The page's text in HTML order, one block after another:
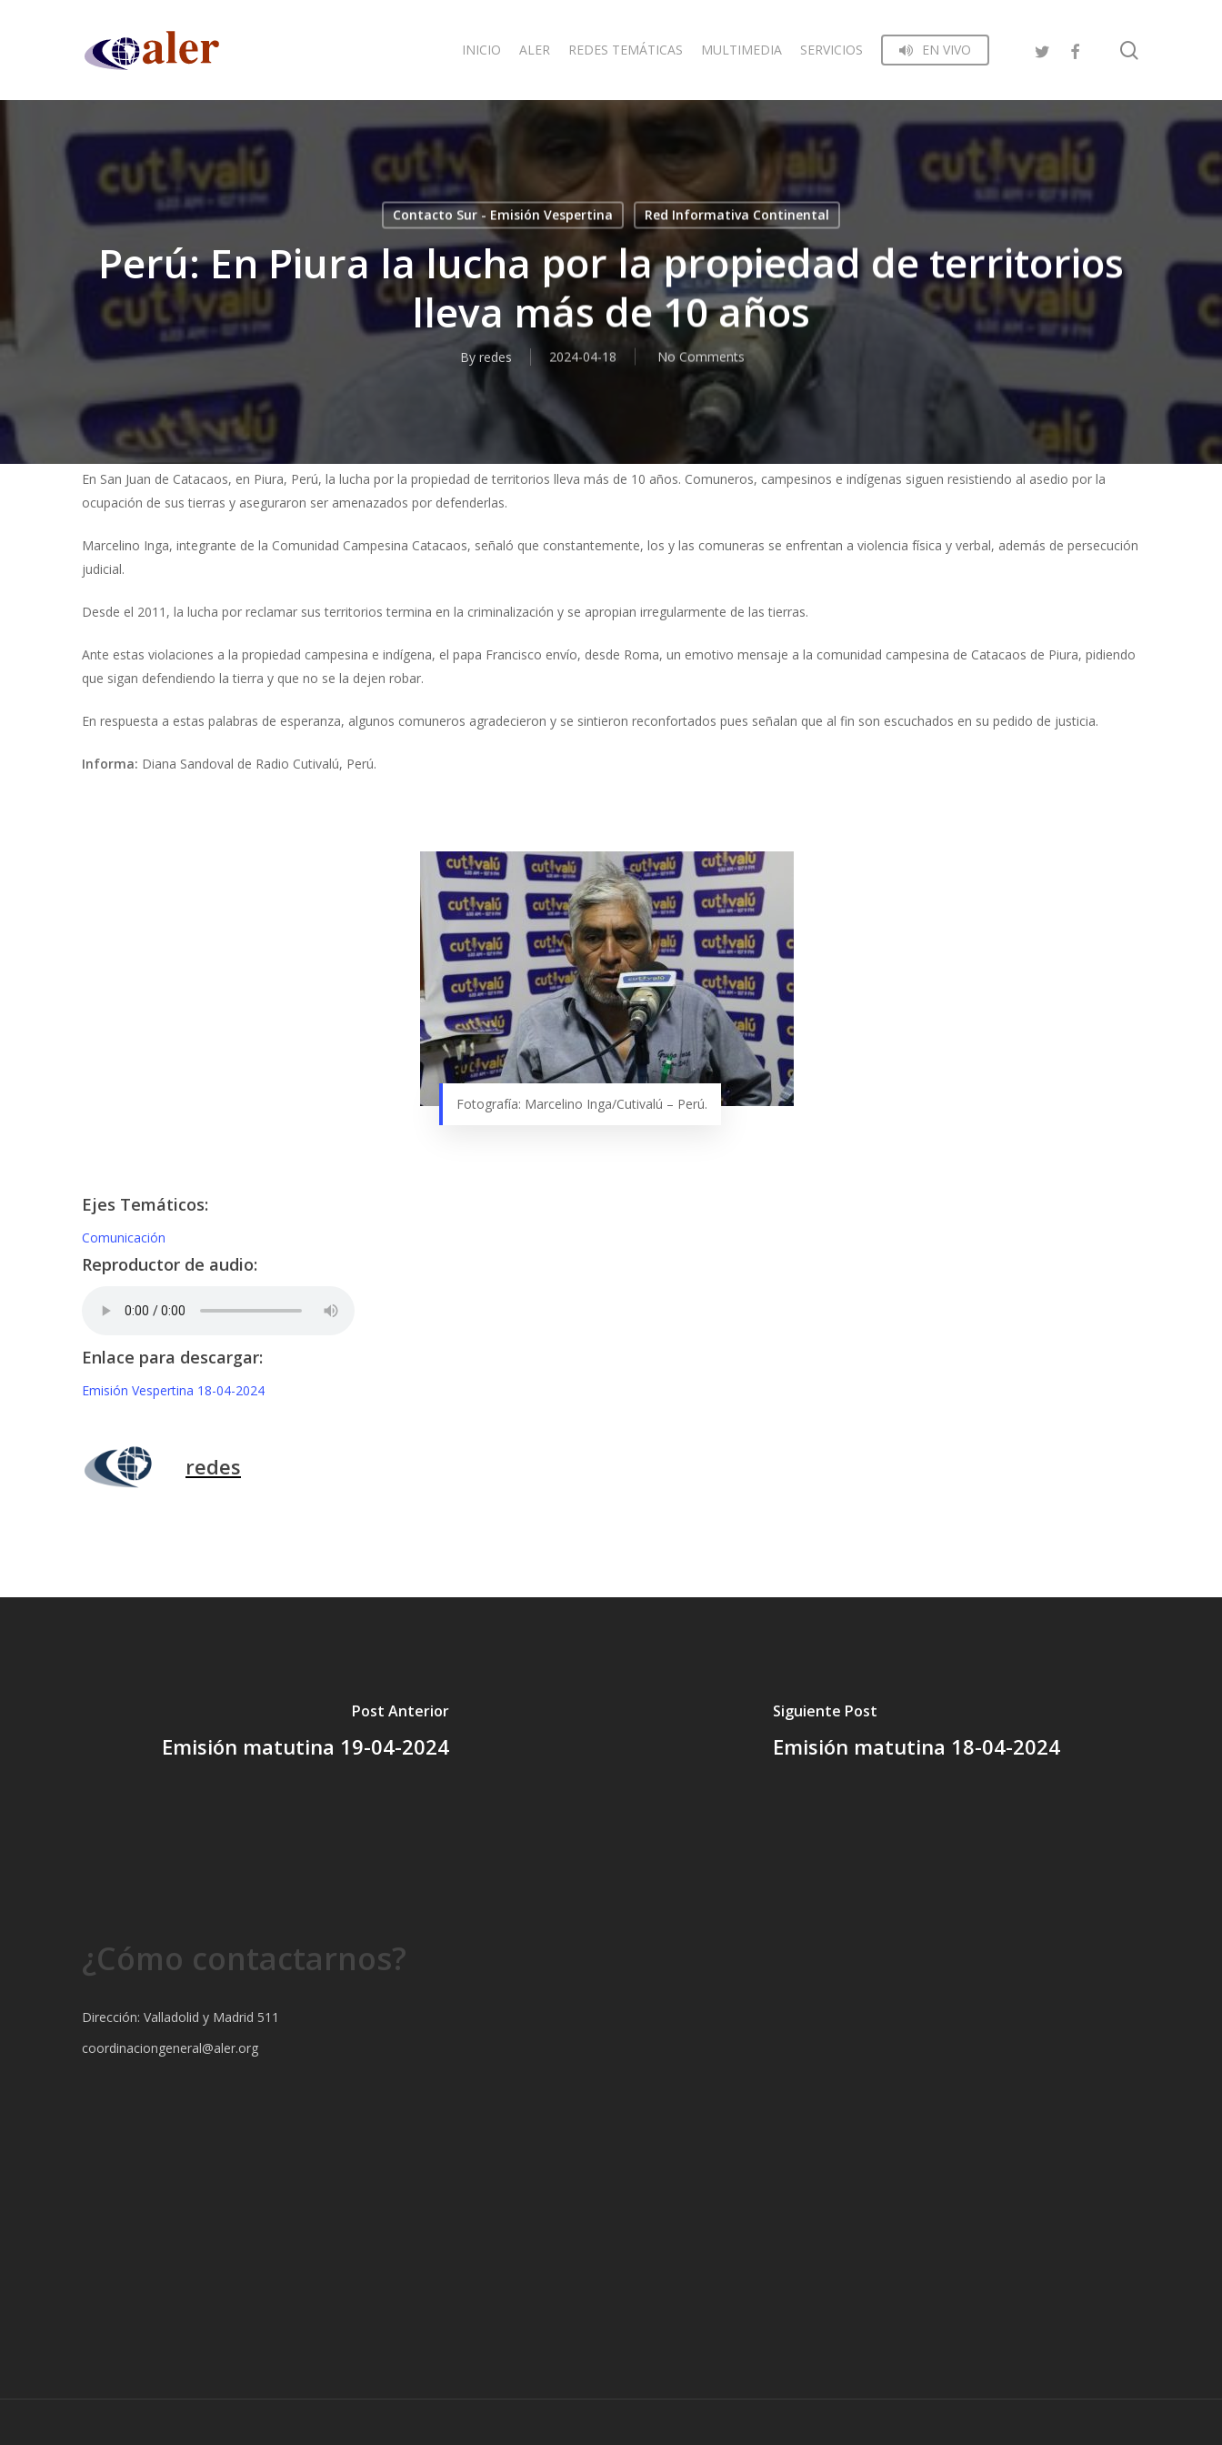
Presiona "ENTER" para buscar o "ESC" para cerrar
INICIO ALER REDES TEMÁTICAS MULTIMEDIA SERVICIOS EN VIVO
Contacto Sur - Emisión Vespertina Red Informativa Continental
Perú: En Piura la lucha por la propiedad de territorios
lleva más de 10 años
By redes 2024-04-18 No Comments
En San Juan de Catacaos, en Piura, Perú, la lucha por la propiedad de territorios lleva más de 10 años. Comuneros, campesinos e indígenas siguen resistiendo al asedio por la
ocupación de sus tierras y aseguraron ser amenazados por defenderlas.
Marcelino Inga, integrante de la Comunidad Campesina Catacaos, señaló que constantemente, los y las comuneras se enfrentan a violencia física y verbal, además de persecución
judicial.
Desde el 2011, la lucha por reclamar sus territorios termina en la criminalización y se apropian irregularmente de las tierras.
Ante estas violaciones a la propiedad campesina e indígena, el papa Francisco envío, desde Roma, un emotivo mensaje a la comunidad campesina de Catacaos de Piura, pidiendo
que sigan defendiendo la tierra y que no se la dejen robar.
En respuesta a estas palabras de esperanza, algunos comuneros agradecieron y se sintieron reconfortados pues señalan que al fin son escuchados en su pedido de justicia.
Informa: Diana Sandoval de Radio Cutivalú, Perú.
Fotografía: Marcelino Inga/Cutivalú – Perú.
Ejes Temáticos:
Comunicación
Reproductor de audio:
Enlace para descargar:
Emisión Vespertina 18-04-2024
redes
Post Anterior
Emisión matutina 19-04-2024
Siguiente Post
Emisión matutina 18-04-2024
¿Cómo contactarnos?
Dirección: Valladolid y Madrid 511
coordinaciongeneral@aler.org